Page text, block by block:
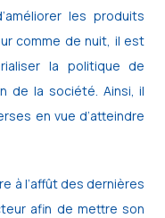
les produits
comme de nuit, il est
la politique de
de la société. Ainsi, il
en vue d’atteindre
à l’affût des dernières
afin de mettre son